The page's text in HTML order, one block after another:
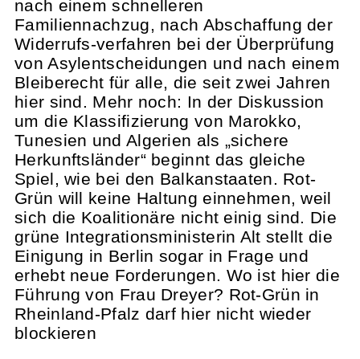
nach einem schnelleren
Familiennachzug, nach Abschaffung der
Widerrufs-verfahren bei der Überprüfung
von Asylentscheidungen und nach einem
Bleiberecht für alle, die seit zwei Jahren
hier sind. Mehr noch: In der Diskussion
um die Klassifizierung von Marokko,
Tunesien und Algerien als „sichere
Herkunftsländer“ beginnt das gleiche
Spiel, wie bei den Balkanstaaten. Rot-
Grün will keine Haltung einnehmen, weil
sich die Koalitionäre nicht einig sind. Die
grüne Integrationsministerin Alt stellt die
Einigung in Berlin sogar in Frage und
erhebt neue Forderungen. Wo ist hier die
Führung von Frau Dreyer? Rot-Grün in
Rheinland-Pfalz darf hier nicht wieder
blockieren